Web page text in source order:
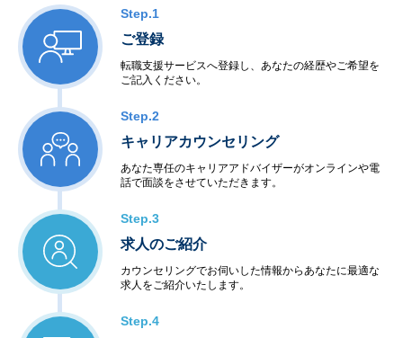
Step.1
ご登録
転職支援サービスへ登録し、あなたの経歴やご希望を
ご記入ください。
Step.2
キャリアカウンセリング
あなた専任のキャリアアドバイザーがオンラインや電
話で面談をさせていただきます。
Step.3
求人のご紹介
カウンセリングでお伺いした情報からあなたに最適な
求人をご紹介いたします。
Step.4